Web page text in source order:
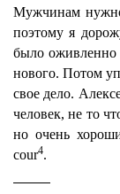
Мужчинам
поэтому я
было оживленно
нового. Потом
свое дело.
человек, не то
но очень
cour4.